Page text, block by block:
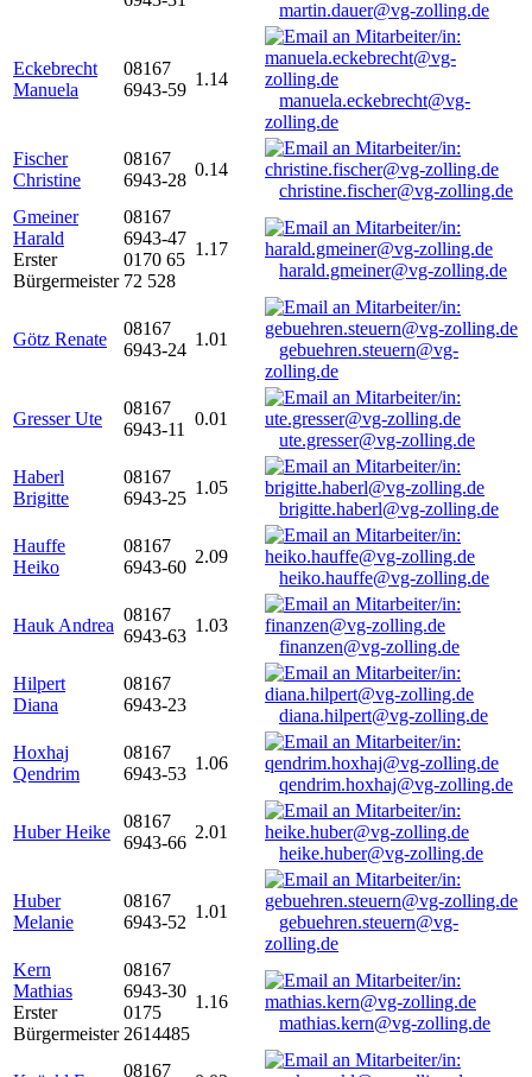
martin.dauer@vg-zolling.de
Eckebrecht
Manuela
08167
6943-59
1.14
manuela.eckebrecht@vg-
zolling.de
Fischer
Christine
08167
6943-28
0.14
christine.fischer@vg-zolling.de
Gmeiner
Harald
Erster
Bürgermeister
08167
6943-47
0170 65
72 528
1.17
harald.gmeiner@vg-zolling.de
Götz Renate
08167
6943-24
1.01
gebuehren.steuern@vg-
zolling.de
Gresser Ute
08167
6943-11
0.01
ute.gresser@vg-zolling.de
Haberl
Brigitte
08167
6943-25
1.05
brigitte.haberl@vg-zolling.de
Hauffe
Heiko
08167
6943-60
2.09
heiko.hauffe@vg-zolling.de
Hauk Andrea
08167
6943-63
1.03
finanzen@vg-zolling.de
Hilpert
Diana
08167
6943-23
diana.hilpert@vg-zolling.de
Hoxhaj
Qendrim
08167
6943-53
1.06
qendrim.hoxhaj@vg-zolling.de
Huber Heike
08167
6943-66
2.01
heike.huber@vg-zolling.de
Huber
Melanie
08167
6943-52
1.01
gebuehren.steuern@vg-
zolling.de
Kern
Mathias
Erster
Bürgermeister
08167
6943-30
0175
2614485
1.16
mathias.kern@vg-zolling.de
08167